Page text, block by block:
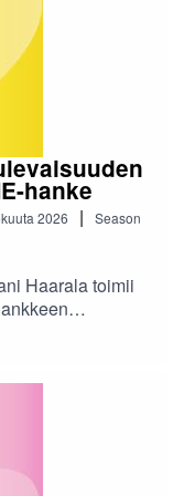
äärelle –
Kasari ja Anna
»
hanke
2026 |
Season
Haarala toimii
luovien
web3-
hän
(XR),
sekä
mm.